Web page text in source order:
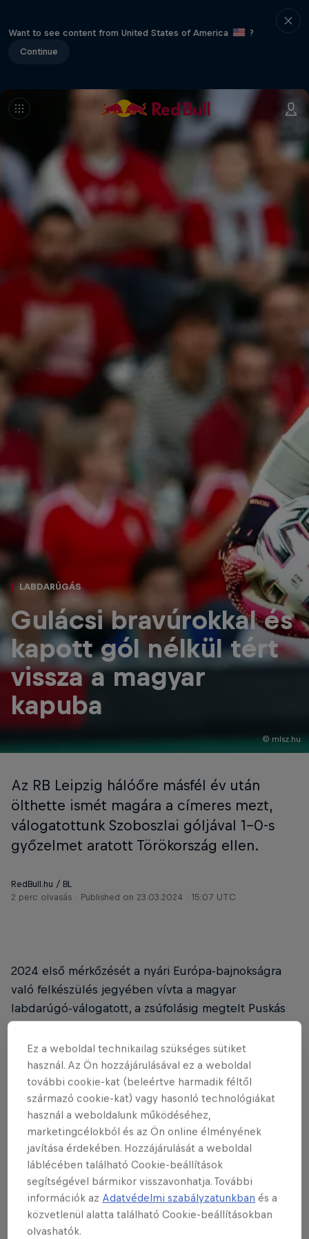
Want to see content from United States of America
?
Continue
© mlsz.hu
LABDARÚGÁS
Gulácsi bravúrokkal és
kapott gól nélkül tért
vissza a magyar
kapuba
Az RB Leipzig hálóőre másfél év után
ölthette ismét magára a címeres mezt,
válogatottunk Szoboszlai góljával 1-0-s
győzelmet aratott Törökország ellen.
RedBull.hu / BL
2 perc olvasás
Published on 23.03.2024 · 15:07 UTC
2024 első mérkőzését a nyári Európa-bajnokságra
való felkészülés jegyében vívta a magyar
labdarúgó-válogatott, a zsúfolásig megtelt Puskás
A szurkolókat talán leginkább foglalkoztató kérdés
az volt, vajon ki fogja védeni a magyar kaput, miután
a sérülését maga mögött hagyóGulácsi Péter
visszaszerezte helyét az RB Leipzig kezdőjében,
ahol nagyszerű formát mutatott az utóbbi időben. A
mérkőzést megelőző sajtótájékoztatót követően
utaltunk is rá , Gula jó eséllyel pályára lép
valamelyik tavaszi mérkőzésen.
Ez a weboldal technikailag szükséges sütiket
használ. Az Ön hozzájárulásával ez a weboldal
további cookie-kat (beleértve harmadik féltől
származó cookie-kat) vagy hasonló technológiákat
használ a weboldalunk működéséhez,
marketingcélokból és az Ön online élményének
javítása érdekében. Hozzájárulását a weboldal
láblécében található Cookie-beállítások
segítségével bármikor visszavonhatja. További
információk az Adatvédelmi szabályzatunkban és a
közvetlenül alatta található Cookie-beállításokban
olvashatók.